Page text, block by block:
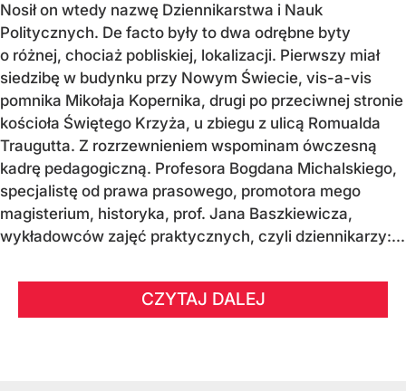
Nosił on wtedy nazwę Dziennikarstwa i Nauk
Politycznych. De facto były to dwa odrębne byty
o różnej, chociaż pobliskiej, lokalizacji. Pierwszy miał
siedzibę w budynku przy Nowym Świecie, vis-a-vis
pomnika Mikołaja Kopernika, drugi po przeciwnej stronie
kościoła Świętego Krzyża, u zbiegu z ulicą Romualda
Traugutta. Z rozrzewnieniem wspominam ówczesną
kadrę pedagogiczną. Profesora Bogdana Michalskiego,
specjalistę od prawa prasowego, promotora mego
magisterium, historyka, prof. Jana Baszkiewicza,
wykładowców zajęć praktycznych, czyli dziennikarzy:...
CZYTAJ DALEJ